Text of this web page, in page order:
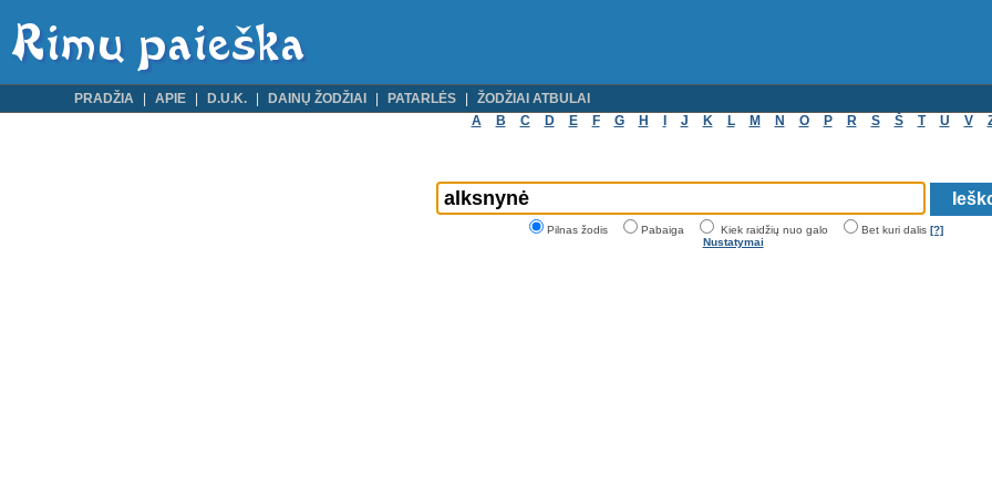
PRADŽIA APIE D.U.K. DAINŲ ŽODŽIAI PATARLĖS
ŽODŽIAI ATBULAI
A
B C D E F G H J K L M N O P R S Š T U V
Pilnas žodis Pabaiga Kiek raidžių nuo galo Bet kuri dalis [?]
Nustatymai